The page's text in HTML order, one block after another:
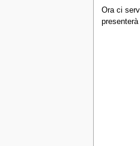
Ora ci